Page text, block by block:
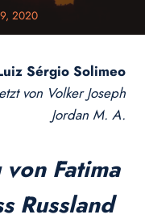
2020
Sérgio Solimeo
von Volker Joseph
Jordan M. A.
Fatima
Russland